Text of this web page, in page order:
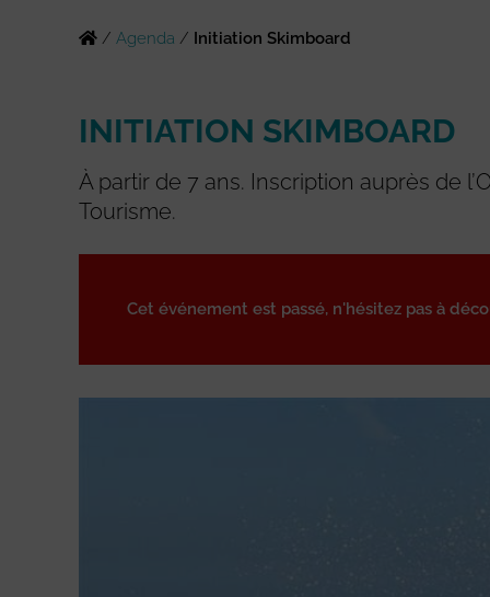
/ Agenda / Initiation Skimboard
INITIATION SKIMBOARD
À partir de 7 ans. Inscription auprès de
Tourisme.
Cet événement est passé, n'hésitez pas à